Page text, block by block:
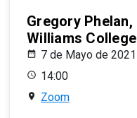
Gregory Phelan,
Williams College
7 de Mayo de 2021
14:00
Zoom